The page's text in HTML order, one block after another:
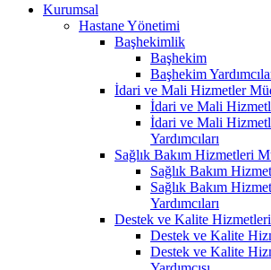
Kurumsal
Hastane Yönetimi
Başhekimlik
Başhekim
Başhekim
İdari ve Mali Hizmetler
İdari ve Mali
İdari ve Mali
Yardımcıları
Sağlık Bakım Hizmetleri
Sağlık Bakım
Sağlık Bakım
Yardımcıları
Destek ve Kalite
Destek ve Kalite
Destek ve Kalite